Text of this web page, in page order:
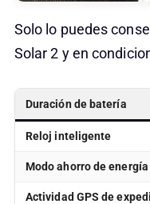
Solo lo puedes
Solar 2 y en
Duración de batería
Reloj inteligente
Modo ahorro de energía
Actividad GPS de